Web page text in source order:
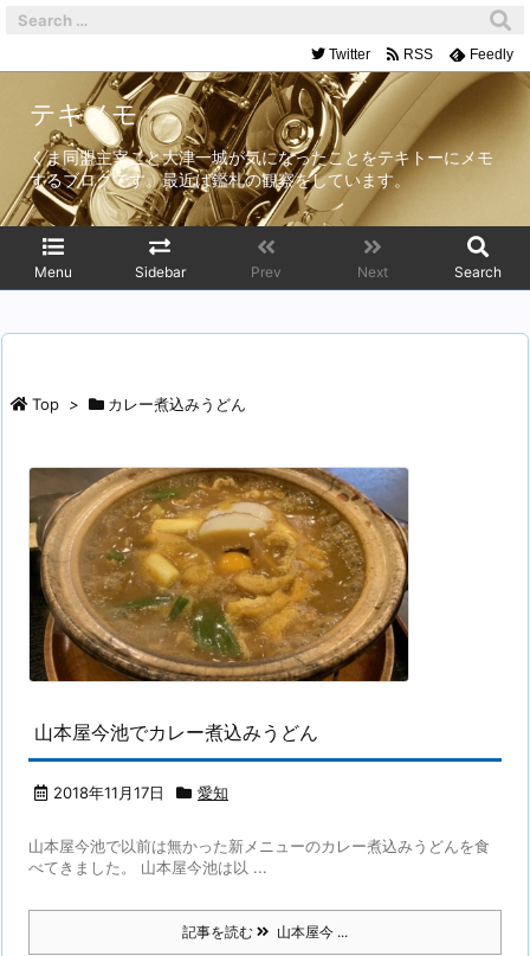
テキメモ
くま同盟主宰こと大津一城が気になったことをテキトーにメモ
するブログです。最近は鑑札の観察をしています。
Menu Sidebar Prev Next Search
Twitter RSS Feedly
Top > カレー煮込みうどん
山本屋今池でカレー煮込みうどん
2018年11月17日 愛知
山本屋今池で以前は無かった新メニューのカレー煮込みうどんを食
べてきました。 山本屋今池は以 ...
記事を読む 山本屋今 ...